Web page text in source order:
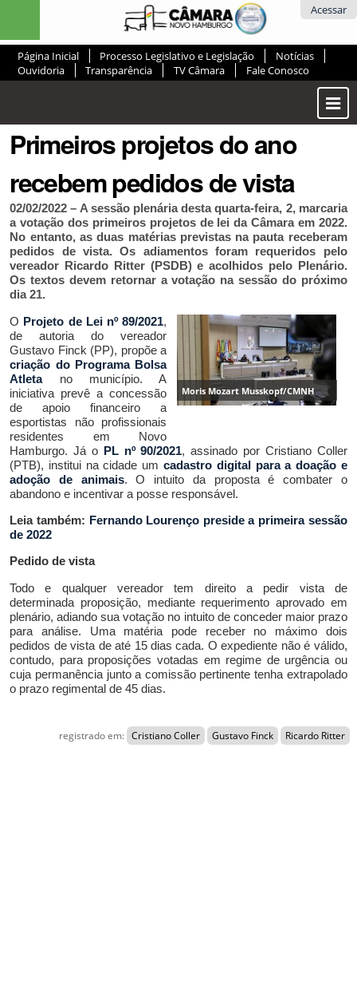
Acessar
Página Inicial Processo Legislativo e Legislação
Notícias
Ouvidoria
Transparência TV Câmara Fale Conosco
ou
Primeiros projetos do ano
recebem pedidos de vista
02/02/2022 – A sessão plenária desta quarta-feira, 2, marcaria
a votação dos primeiros projetos de lei da Câmara em 2022.
No entanto, as duas matérias previstas na pauta receberam
pedidos de vista. Os adiamentos foram requeridos pelo
vereador Ricardo Ritter (PSDB) e acolhidos pelo Plenário.
Os textos devem retornar a votação na sessão do próximo
dia 21.
Moris Mozart Musskopf/CMNH
O Projeto de Lei nº 89/2021,
de autoria do vereador
Gustavo Finck (PP), propõe a
criação do Programa Bolsa
Atletano município.
A
iniciativa prevê a concessão
de apoio financeiro a
esportistas não profissionais
residentes em Novo
Hamburgo.Já o PL nº 90/2021, assinado por Cristiano Coller
(PTB), institui na cidade umcadastro digitalpara a doação e
adoção de animais. O intuito da proposta é combater o
abandono e incentivar a posse responsável.
Leia também: Fernando Lourenço preside a primeira sessão
de 2022
Pedido de vista
Todo e qualquer vereador tem direito a pedir vista de
determinada proposição, mediante requerimento aprovado em
plenário, adiando sua votação no intuito de conceder maior prazo
para análise. Uma matéria pode receber no máximo dois
pedidos de vista de até 15 dias cada. O expediente não é válido,
contudo, para proposições votadas em regime de urgência ou
cuja permanência junto a comissão pertinente tenha extrapolado
o prazo regimental de 45 dias.
registrado em: Cristiano Coller Gustavo Finck Ricardo Ritter